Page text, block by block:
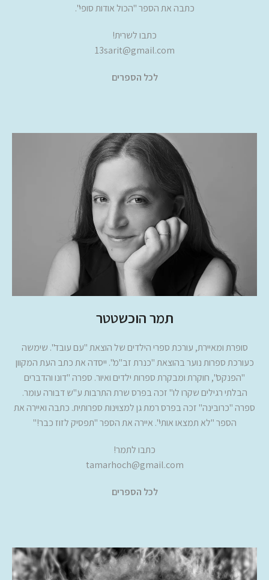
כתבה את הספר "הכול אודות סופי".
כתבו לשרית!
13sarit@gmail.com
לכל הספרים
תמר הוכשטטר
סופרת ומאיירת, עורכת ספרי הילדים של הוצאת "עם עובד". שימשה
כעורכת ספרות נוער בהוצאת "כנרת זב"מ". ייסדה את כתב העת המקוון
"הפנקס", חוקרת ומבקרת ספרות ילדים ואיור. ספרה "דונו והדברים
הבלתי רגילים שקרו לו" זכה בפרס שרת התרבות ע"ש דבורה עומר.
ספרה "כרובינה" זכה בפרס רמת גן למצוינות ספרותית. כתבה ואיירה את
הספר "לא תמצאו אותי". איירה את הספר "תפסיק לזוז כבר!"
כתבו לתמר!
tamarhoch@gmail.com
לכל הספרים